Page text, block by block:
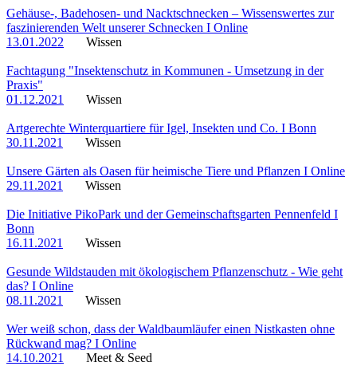
Gehäuse-, Badehosen- und Nacktschnecken – Wissenswertes zur
faszinierenden Welt unserer Schnecken I Online
13.01.2022
Wissen
Fachtagung "Insektenschutz in Kommunen - Umsetzung in der
Praxis"
01.12.2021
Wissen
Artgerechte Winterquartiere für Igel, Insekten und Co. I Bonn
30.11.2021
Wissen
Unsere Gärten als Oasen für heimische Tiere und Pflanzen I Online
29.11.2021
Wissen
Die Initiative PikoPark und der Gemeinschaftsgarten Pennenfeld I
Bonn
16.11.2021
Wissen
Gesunde Wildstauden mit ökologischem Pflanzenschutz - Wie geht
das? I Online
08.11.2021
Wissen
Wer weiß schon, dass der Waldbaumläufer einen Nistkasten ohne
Rückwand mag? I Online
14.10.2021
Meet & Seed